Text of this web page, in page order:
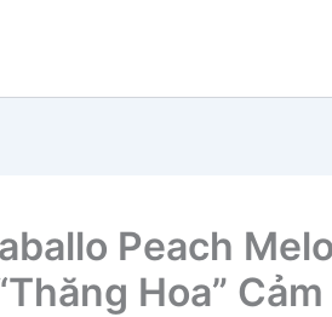
Peach
Hoa”